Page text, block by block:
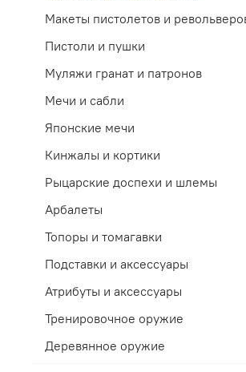
Макеты пистолетов и
Пистоли и пушки
Муляжи гранат и патронов
Мечи и сабли
Японские мечи
Кинжалы и кортики
Рыцарские доспехи и шлемы
Арбалеты
Топоры и томагавки
Подставки и аксессуары
Атрибуты и аксессуары
Тренировочное оружие
Деревянное оружие